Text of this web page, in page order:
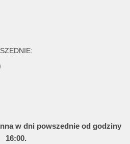
w dni powszednie od godziny
16:00.